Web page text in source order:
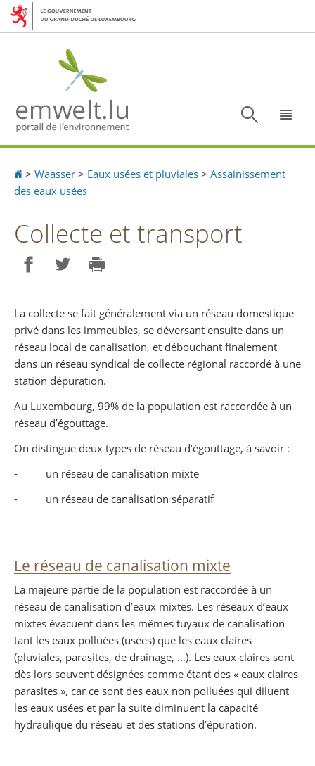
Aller
Aller
Accueil
> Waasser > Eaux usées et pluviales > Assainissement
des eaux usées
Collecte et transport
La collecte se fait généralement via un réseau domestique
privé dans les immeubles, se déversant ensuite dans un
réseau local de canalisation, et débouchant finalement
dans un réseau syndical de collecte régional raccordé à une
station dépuration.
Au Luxembourg, 99% de la population est raccordée à un
réseau d’égouttage.
On distingue deux types de réseau d’égouttage, à savoir :
- un réseau de canalisation mixte
- un réseau de canalisation séparatif
Le réseau de canalisation mixte
La majeure partie de la population est raccordée à un
réseau de canalisation d’eaux mixtes. Les réseaux d’eaux
mixtes évacuent dans les mêmes tuyaux de canalisation
tant les eaux polluées (usées) que les eaux claires
(pluviales, parasites, de drainage, ...). Les eaux claires sont
dès lors souvent désignées comme étant des « eaux claires
parasites », car ce sont des eaux non polluées qui diluent
les eaux usées et par la suite diminuent la capacité
hydraulique du réseau et des stations d’épuration.